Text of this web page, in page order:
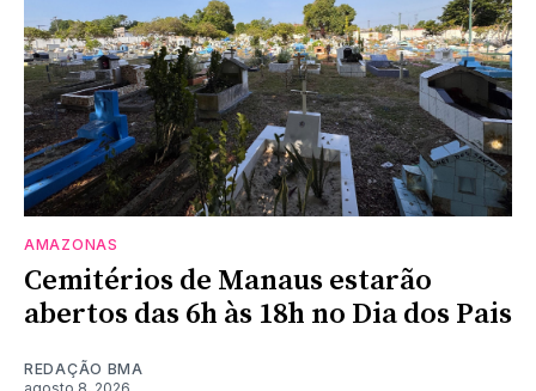
AMAZONAS
Cemitérios de Manaus estarão
abertos das 6h às 18h no Dia dos Pais
REDAÇÃO BMA